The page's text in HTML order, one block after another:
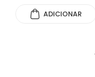
ADICIONAR